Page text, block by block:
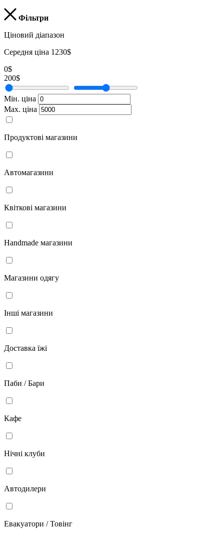
Фільтри
Ціновий діапазон
Середня ціна 1230$
0$
200$
Мін. ціна
Мах. ціна
Продуктові магазини
Автомагазини
Квіткові магазини
Handmade магазини
Магазини одягу
Інші магазини
Доставка їжі
Паби / Бари
Кафе
Нічні клуби
Автодилери
Евакуатори / Товінг